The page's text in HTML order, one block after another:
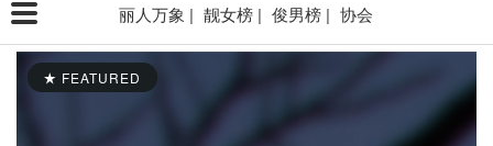
丽人万象 | 靓女榜 | 俊男榜 | 协会
FEATURED